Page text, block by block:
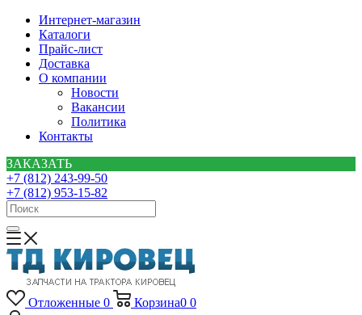
Интернет-магазин
Каталоги
Прайс-лист
Доставка
О компании
Новости
Вакансии
Политика
Контакты
ЗАКАЗАТЬ
+7 (812) 243-99-50
+7 (812) 953-15-82
Отложенные 0 Корзина0 0